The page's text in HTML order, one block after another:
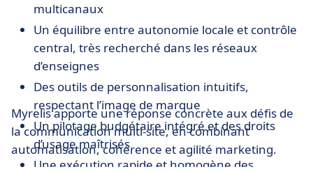
multicanaux
Un équilibre entre autonomie locale et contrôle
central, très recherché dans les réseaux
d’enseignes
Des outils de personnalisation intuitifs,
respectant l’image de marque
Un pilotage budgétaire intégré et des droits
d’usage maîtrisés
Une exécution rapide et homogène des
Myrelis apporte une réponse concrète aux défis de
la communication multi-site, en combinant
automatisation, cohérence et agilité marketing.